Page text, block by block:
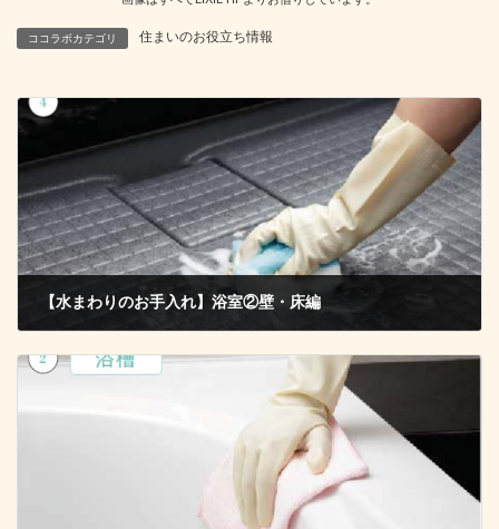
ココラボカテゴリ 住まいのお役立ち情報
【水まわりのお手入れ】浴室②壁・床編